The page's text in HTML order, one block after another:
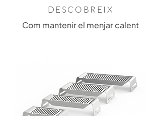
DESCOBREIX
Com mantenir el menjar calent